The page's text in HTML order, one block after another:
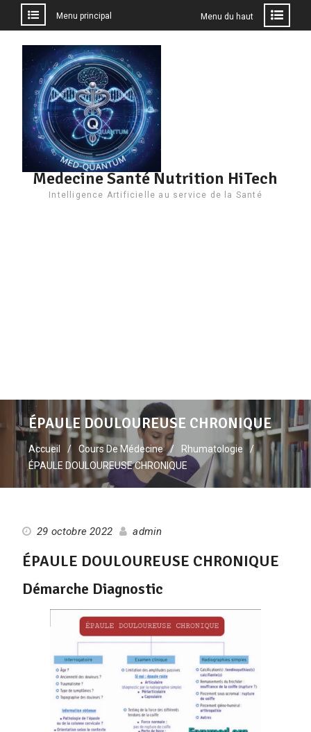
contenu
Menu principal Menu du haut
Medecine Santé Nutrition HiTech
Intelligence Artificielle au service de la Santé
ÉPAULE DOULOUREUSE CHRONIQUE
Accueil Cours De Médecine
Rhumatologie
ÉPAULE DOULOUREUSE CHRONIQUE
29 octobre 2022 admin
ÉPAULE DOULOUREUSE CHRONIQUE
Démarche Diagnostic